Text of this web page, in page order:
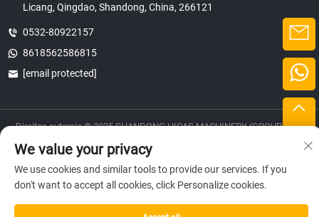
Licang, Qingdao, Shandong, China, 266121
0532-80922157
8618562586815
[email protected]
Direitos autorais © 2025 SHANDONG HICAS MACHINERY (GROUP) CO.,
privacidade
We value your privacy
We use cookies and similar tools to provide our services. If you
don't want to accept all cookies, click Personalize cookies.